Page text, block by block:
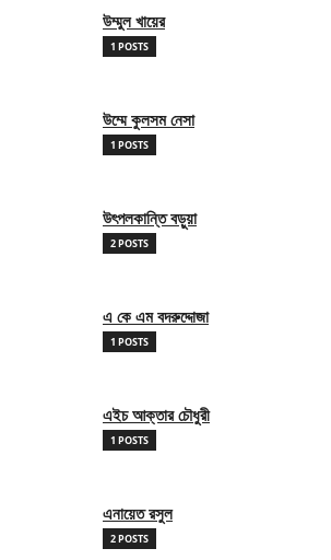
উম্মুল খায়ের
1 POSTS
উম্মে কুলসম নেসা
1 POSTS
উৎপলকান্তি বড়ুয়া
2 POSTS
এ কে এম বদরুদ্দোজা
1 POSTS
এইচ আক্তার চৌধুরী
1 POSTS
এনায়েত রসুল
2 POSTS